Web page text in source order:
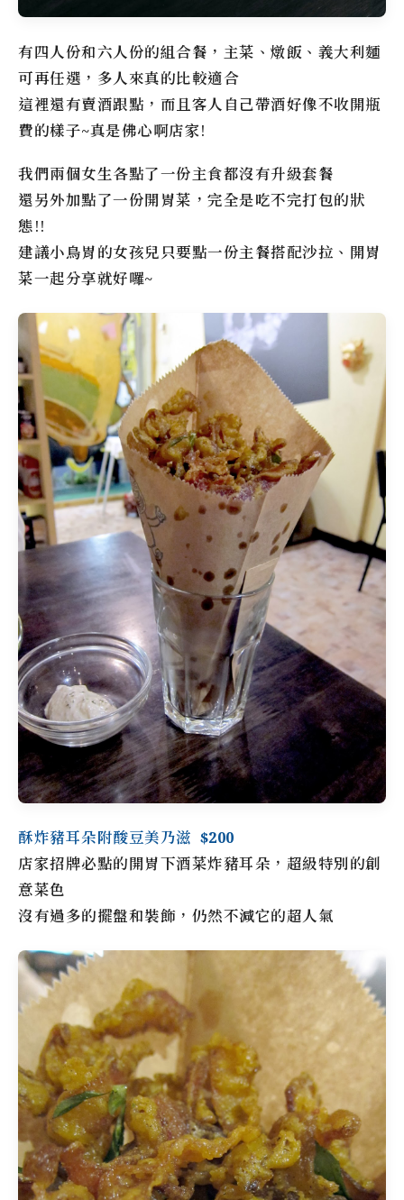
有四人份和六人份的組合餐，主菜、燉飯、義大利麵
可再任選，多人來真的比較適合
這裡還有賣酒跟點，而且客人自己帶酒好像不收開瓶
費的樣子~真是佛心啊店家!
我們兩個女生各點了一份主食都沒有升級套餐
還另外加點了一份開胃菜，完全是吃不完打包的狀
態!!
建議小鳥胃的女孩兒只要點一份主餐搭配沙拉、開胃
菜一起分享就好囉~
酥炸豬耳朵附酸豆美乃滋 $200
店家招牌必點的開胃下酒菜炸豬耳朵，超級特別的創
意菜色
沒有過多的擺盤和裝飾，仍然不減它的超人氣